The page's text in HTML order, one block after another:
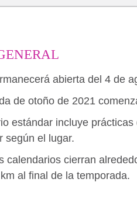
abierta del 4 de
de otoño de 2021
estándar incluye
según el lugar.
calendarios cierran
al final de la temporada.